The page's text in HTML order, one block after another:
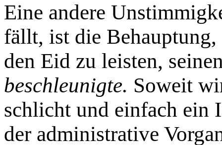
Eine andere
fällt, ist die Behauptung,
den Eid zu leisten,
beschleunigte. Soweit
schlicht und einfach ein
der administrative